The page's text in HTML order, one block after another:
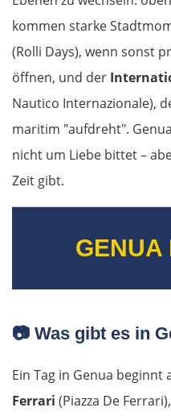
kommen starke
(Rolli Days), wenn sonst
öffnen, und der
Nautico Internazionale),
maritim "aufdreht".
nicht um Liebe bittet –
Zeit gibt.
GENUA
📷 Was gibt es in
Ein Tag in Genua beginnt
Ferrari (Piazza De